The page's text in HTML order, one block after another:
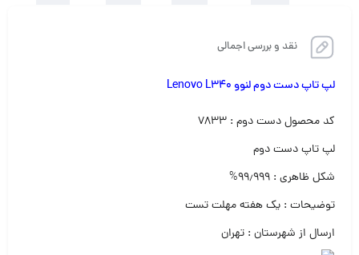
نقد و بررسی اجمالی
لپ تاپ دست دوم لنوو Lenovo L340
کد محصول دست دوم : ۷۸۳۳
لپ تاپ دست دوم‌
شکل ظاهری : ۹۹٫۹۹۹%
توضیحات : یک هفته مهلت تست
ارسال از شهرستان : تهران